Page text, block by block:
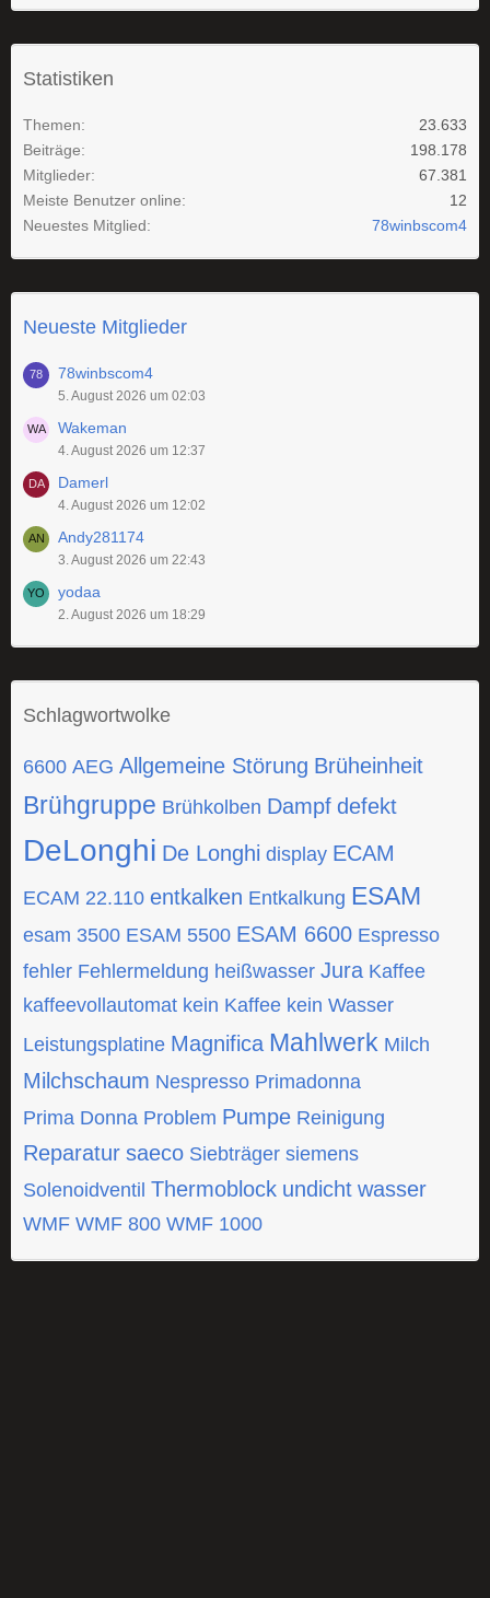
Statistiken
Themen
23.633
Beiträge
198.178
Mitglieder
67.381
Meiste Benutzer online
12
Neuestes Mitglied
78winbscom4
Neueste Mitglieder
78winbscom4
5. August 2026 um 02:03
Wakeman
4. August 2026 um 12:37
Damerl
4. August 2026 um 12:02
Andy281174
3. August 2026 um 22:43
yodaa
2. August 2026 um 18:29
Schlagwortwolke
6600 AEG Allgemeine Störung Brüheinheit
Brühgruppe Brühkolben Dampf defekt
DeLonghi De Longhi display ECAM
ECAM 22.110 entkalken Entkalkung ESAM
esam 3500 ESAM 5500 ESAM 6600 Espresso
fehler Fehlermeldung heißwasser Jura Kaffee
kaffeevollautomat kein Kaffee kein Wasser
Leistungsplatine Magnifica Mahlwerk Milch
Milchschaum Nespresso Primadonna
Prima Donna Problem Pumpe Reinigung
Reparatur saeco Siebträger siemens
Solenoidventil Thermoblock undicht wasser
WMF WMF 800 WMF 1000